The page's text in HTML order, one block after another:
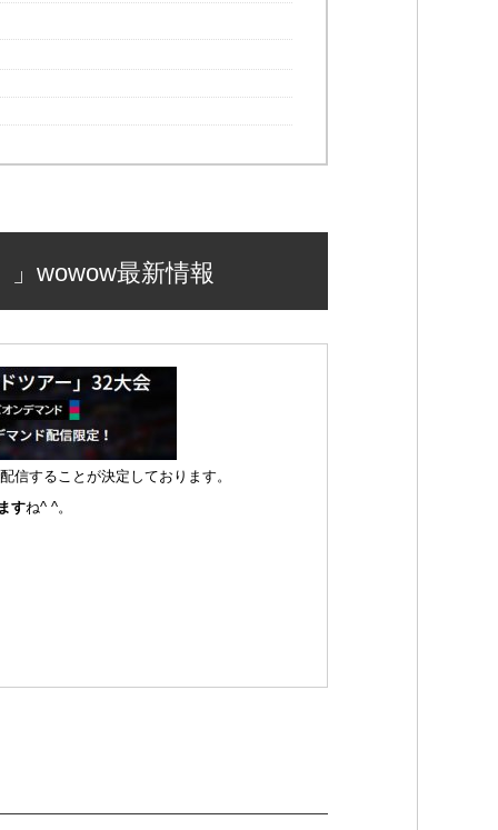
wowow最新情報
信することが決定しております。
すね^ ^。